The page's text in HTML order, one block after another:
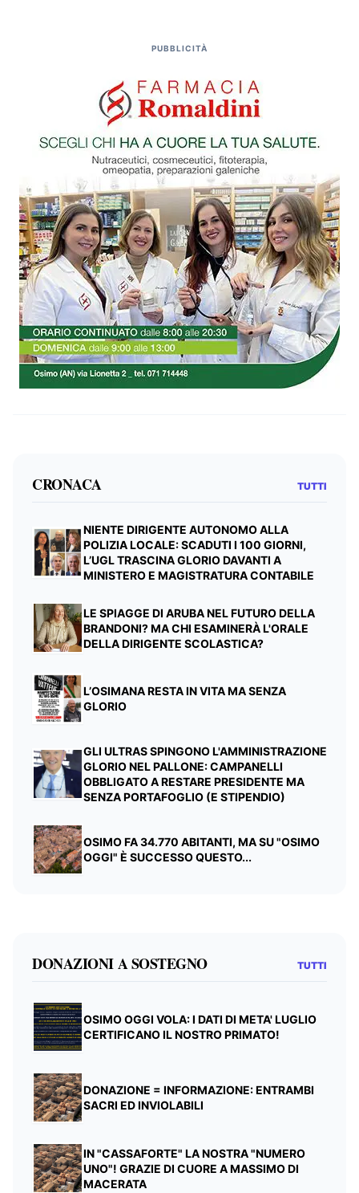
PUBBLICITÀ
CRONACA TUTTI
NIENTE DIRIGENTE AUTONOMO ALLA
POLIZIA LOCALE: SCADUTI I 100 GIORNI,
L’UGL TRASCINA GLORIO DAVANTI A
MINISTERO E MAGISTRATURA CONTABILE
LE SPIAGGE DI ARUBA NEL FUTURO DELLA
BRANDONI? MA CHI ESAMINERÀ L'ORALE
DELLA DIRIGENTE SCOLASTICA?
L’OSIMANA RESTA IN VITA MA SENZA
GLORIO
GLI ULTRAS SPINGONO L'AMMINISTRAZIONE
GLORIO NEL PALLONE: CAMPANELLI
OBBLIGATO A RESTARE PRESIDENTE MA
SENZA PORTAFOGLIO (E STIPENDIO)
OSIMO FA 34.770 ABITANTI, MA SU "OSIMO
OGGI" È SUCCESSO QUESTO...
DONAZIONI A SOSTEGNO TUTTI
OSIMO OGGI VOLA: I DATI DI META' LUGLIO
CERTIFICANO IL NOSTRO PRIMATO!
DONAZIONE = INFORMAZIONE: ENTRAMBI
SACRI ED INVIOLABILI
IN "CASSAFORTE" LA NOSTRA "NUMERO
UNO"! GRAZIE DI CUORE A MASSIMO DI
MACERATA